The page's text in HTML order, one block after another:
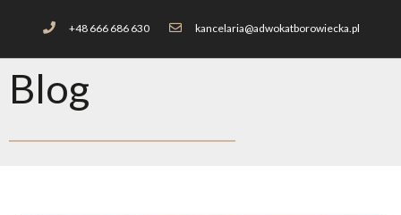
+48 666 686 630 kancelaria@adwokatborowiecka.pl
Blog